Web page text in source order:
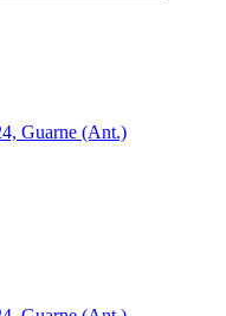
Guarne (Ant.)